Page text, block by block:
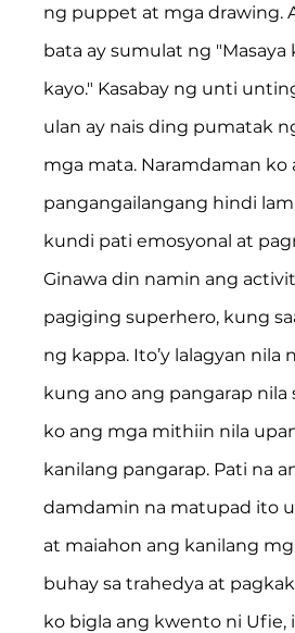
ng puppet at mga drawing.
bata ay sumulat ng
kayo." Kasabay ng unti
ulan ay nais ding pumatak
mga mata. Naramdaman ko
pangangailangang hindi
kundi pati emosyonal at
Ginawa din namin ang
pagiging superhero, kung
ng kappa. Ito’y lalagyan nila
kung ano ang pangarap nila
ko ang mga mithiin nila
kanilang pangarap. Pati na
damdamin na matupad ito
at maiahon ang kanilang
buhay sa trahedya at
ko bigla ang kwento ni Ufie,